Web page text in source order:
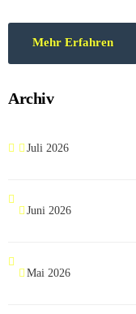
Mehr Erfahren
Archiv
Juli 2026
Juni 2026
Mai 2026